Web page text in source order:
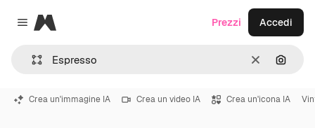
Close menu
Magnific
CancellaCerca
Prezzi Accedi
Crea un'immagine IA Crea un video IA Crea un'icona IA